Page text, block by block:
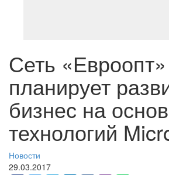
Сеть «Евроопт»
планирует
бизнес на
технологий
Новости
29.03.2017